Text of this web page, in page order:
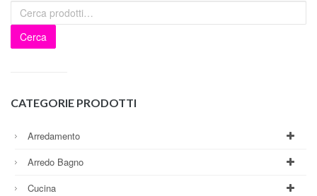
Cerca
CATEGORIE PRODOTTI
Arredamento
Arredo Bagno
Cucina